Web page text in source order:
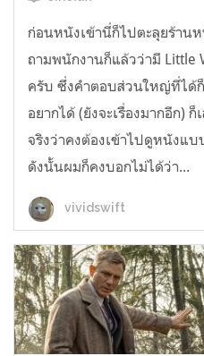
ก่อนหนังเข้านี่ก็ไปตะลุยร้าน
ถามพนักงานก็แล้วว่ามี Little
ครับ ซึ่งคำตอบส่วนใหญ่ที่ได้
อยากได้ (ยังจะเรื่องมากอีก)
จริงว่าคงต้องเข้าไปดูหนังแ
ดังนั้นผมก็คงบอกไม่ได้ว่า...
vividswift